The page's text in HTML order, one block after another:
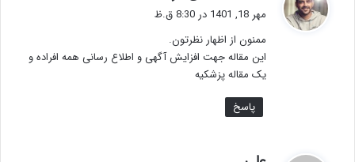
ف
ت
:
مهر 18, 1401 در 8:30 ق.ظ
ممنون از اظهار نظرتون.
این مقاله جهت افزایش آگهی و اطلاع رسانی همه افراده و
یک مقاله پزشکیه
پاسخ